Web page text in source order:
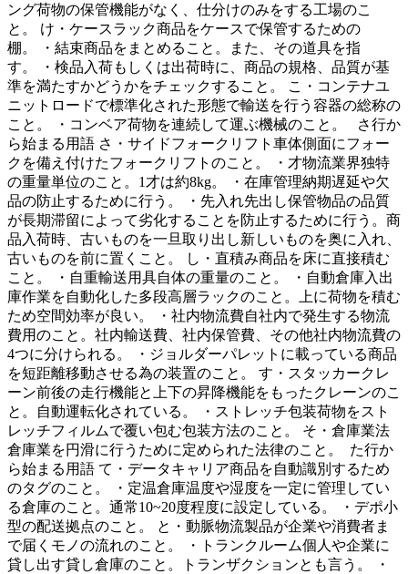
ング荷物の保管機能がなく、仕分けのみをする工場のこ
と。 け・ケースラック商品をケースで保管するための
棚。 ・結束商品をまとめること。また、その道具を指
す。 ・検品入荷もしくは出荷時に、商品の規格、品質が基
準を満たすかどうかをチェックすること。 こ・コンテナユ
ニットロードで標準化された形態で輸送を行う容器の総称の
こと。 ・コンベア荷物を連続して運ぶ機械のこと。 さ行か
ら始まる用語 さ・サイドフォークリフト車体側面にフォー
クを備え付けたフォークリフトのこと。 ・才物流業界独特
の重量単位のこと。1才は約8kg。 ・在庫管理納期遅延や欠
品の防止するために行う。 ・先入れ先出し保管物品の品質
が長期滞留によって劣化することを防止するために行う。商
品入荷時、古いものを一旦取り出し新しいものを奥に入れ、
古いものを前に置くこと。 し・直積み商品を床に直接積む
こと。 ・自重輸送用具自体の重量のこと。 ・自動倉庫入出
庫作業を自動化した多段高層ラックのこと。上に荷物を積む
ため空間効率が良い。 ・社内物流費自社内で発生する物流
費用のこと。社内輸送費、社内保管費、その他社内物流費の
4つに分けられる。 ・ジョルダーパレットに載っている商品
を短距離移動させる為の装置のこと。 す・スタッカークレ
ーン前後の走行機能と上下の昇降機能をもったクレーンのこ
と。自動運転化されている。 ・ストレッチ包装荷物をスト
レッチフィルムで覆い包む包装方法のこと。 そ・倉庫業法
倉庫業を円滑に行うために定められた法律のこと。 た行か
ら始まる用語 て・データキャリア商品を自動識別するため
のタグのこと。 ・定温倉庫温度や湿度を一定に管理してい
る倉庫のこと。通常10~20度程度に設定している。 ・デポ小
型の配送拠点のこと。 と・動脈物流製品が企業や消費者ま
で届くモノの流れのこと。 ・トランクルーム個人や企業に
貸し出す貸し倉庫のこと。トランザクションとも言う。 ・